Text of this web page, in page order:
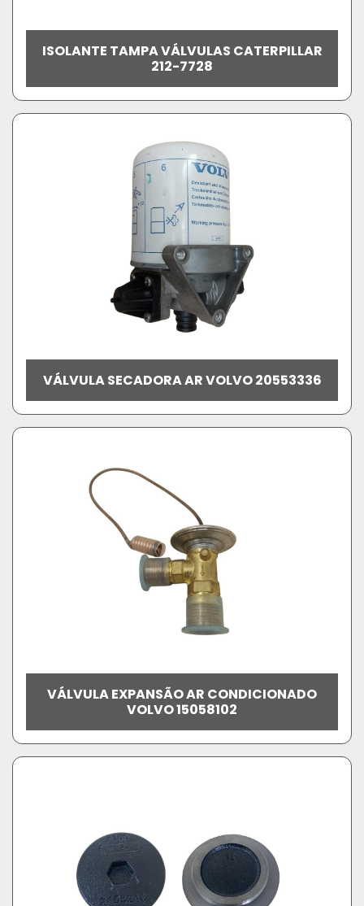
ISOLANTE TAMPA VÁLVULAS CATERPILLAR
212-7728
VÁLVULA SECADORA AR VOLVO 20553336
VÁLVULA EXPANSÃO AR CONDICIONADO
VOLVO 15058102